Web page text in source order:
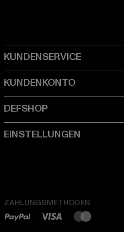
ZAHLUNGSMETHODEN